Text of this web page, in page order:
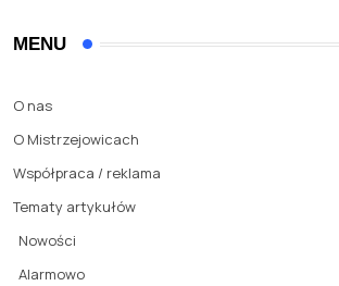
MENU
O nas
O Mistrzejowicach
Współpraca / reklama
Tematy artykułów
Nowości
Alarmowo